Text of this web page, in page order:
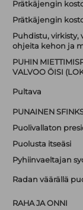
Prätkäjengin
Prätkäjengin
Puhdistu, virkisty,
ohjeita kehon ja
PUHIN
VALVOO ÖISI
Pultava
PUNAINEN
Puolivallaton
Puolusta itseäsi
Pyhiinvaeltajan
Radan väärällä
RAHA JA ONNI